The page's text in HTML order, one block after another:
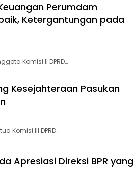
Perumdam
Ketergantungan pada
Komisi II DPRD…
Kesejahteraan Pasukan
Komisi III DPRD…
Apresiasi Direksi BPR yang